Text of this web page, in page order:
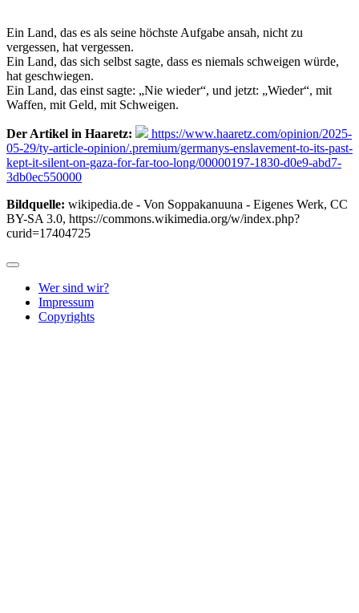
Ein Land, das es als seine höchste Aufgabe ansah, nicht zu
vergessen, hat vergessen.
Ein Land, das sich selbst sagte, dass es niemals schweigen würde,
hat geschwiegen.
Ein Land, das einst sagte: „Nie wieder“, und jetzt: „Wieder“, mit
Waffen, mit Geld, mit Schweigen.
Der Artikel in Haaretz:
https://www.haaretz.com/opinion/2025-
05-29/ty-article-opinion/.premium/germanys-enslavement-to-its-past-
kept-it-silent-on-gaza-for-far-too-long/00000197-1830-d0e9-abd7-
3db0ec550000
Bildquelle: wikipedia.de - Von Soppakanuuna - Eigenes Werk, CC
BY-SA 3.0, https://commons.wikimedia.org/w/index.php?
curid=17404725
Wer sind wir?
Impressum
Copyrights